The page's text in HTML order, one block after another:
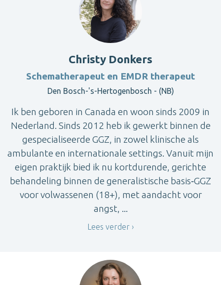
Christy Donkers
Schematherapeut en EMDR therapeut
Den Bosch-'s-Hertogenbosch - (NB)
Ik ben geboren in Canada en woon sinds 2009 in
Nederland. Sinds 2012 heb ik gewerkt binnen de
gespecialiseerde GGZ, in zowel klinische als
ambulante en internationale settings. Vanuit mijn
eigen praktijk bied ik nu kortdurende, gerichte
behandeling binnen de generalistische basis‑GGZ
voor volwassenen (18+), met aandacht voor
angst, ...
Lees verder